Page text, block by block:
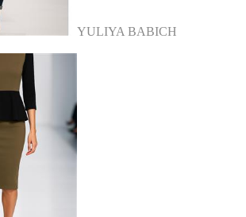
YULIYA BABICH